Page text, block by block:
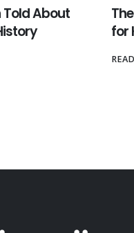
Told About
for